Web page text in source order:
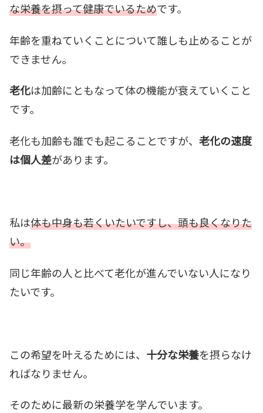
な栄養を摂って健康でいるためです。
年齢を重ねていくことについて誰しも止めることが
できません。
老化は加齢にともなって体の機能が衰えていくこと
です。
老化も加齢も誰でも起こることですが、 老化の速度
は個人差があります。
私は体も中身も若くいたいですし、頭も良くなりた
い。
同じ年齢の人と比べて老化が進んでいない人になり
たいです。
この希望を叶えるためには、 十分な栄養を摂らなけ
ればなりません。
そのために最新の栄養学を学んでいます。